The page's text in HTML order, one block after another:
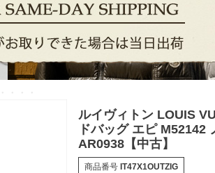
ルイヴィトン LOUIS
ドバッグ エピ M52142
AR0938【中古】
商品番号 IT47X1OUTZIG